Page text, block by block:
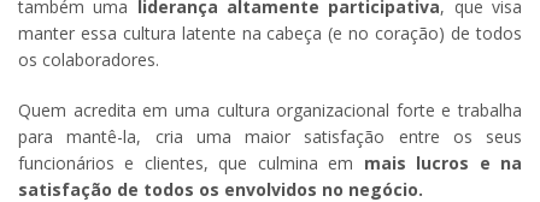
também uma liderança altamente participativa, que visa
manter essa cultura latente na cabeça (e no coração) de todos
os colaboradores.
Quem acredita em uma cultura organizacional forte e trabalha
para mantê-la, cria uma maior satisfação entre os seus
funcionários e clientes, que culmina em mais lucros e na
satisfação de todos os envolvidos no negócio.